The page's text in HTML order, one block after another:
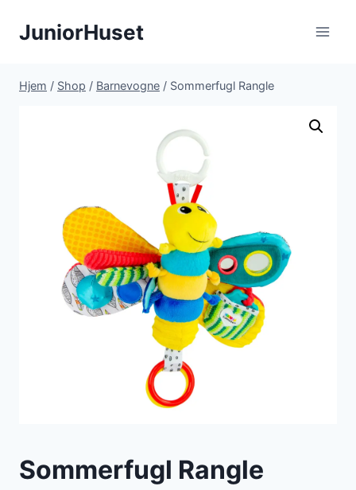
JuniorHuset
Hjem / Shop / Barnevogne / Sommerfugl Rangle
Sommerfugl Rangle